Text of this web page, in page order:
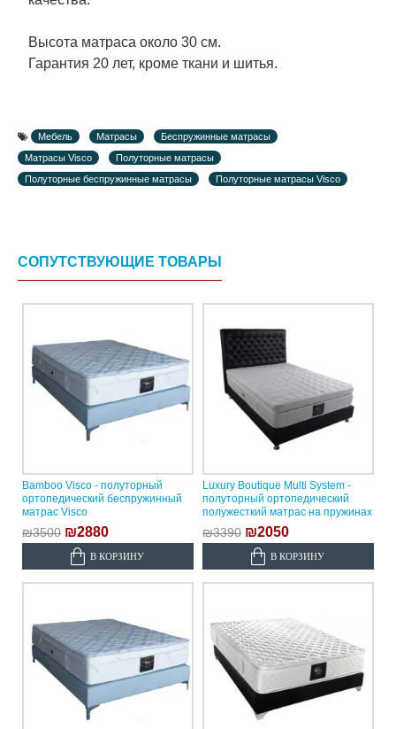
Высота матраса около 30 см.
Гарантия 20 лет, кроме ткани и шитья.
Мебель Матрасы
Беспружинные матрасы
Матрасы Visco
Полуторные матрасы
Полуторные беспружинные матрасы
Полуторные матрасы Visco
СОПУТСТВУЮЩИЕ ТОВАРЫ
Bamboo Visco - полуторный
ортопедический беспружинный
матрас Visco
₪3500 ₪2880
В КОРЗИНУ
Luxury Boutique Multi System -
полуторный ортопедический
полужесткий матрас на пружинах
₪3390 ₪2050
В КОРЗИНУ